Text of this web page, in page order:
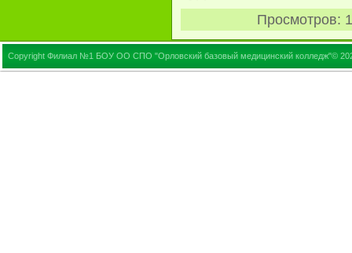
Просмотров:
Copyright Филиал №1 БОУ ОО СПО "Орловский базовый медицинский колледж"©